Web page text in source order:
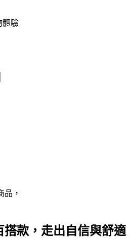
體驗
品，
搭款，走出自信與舒適